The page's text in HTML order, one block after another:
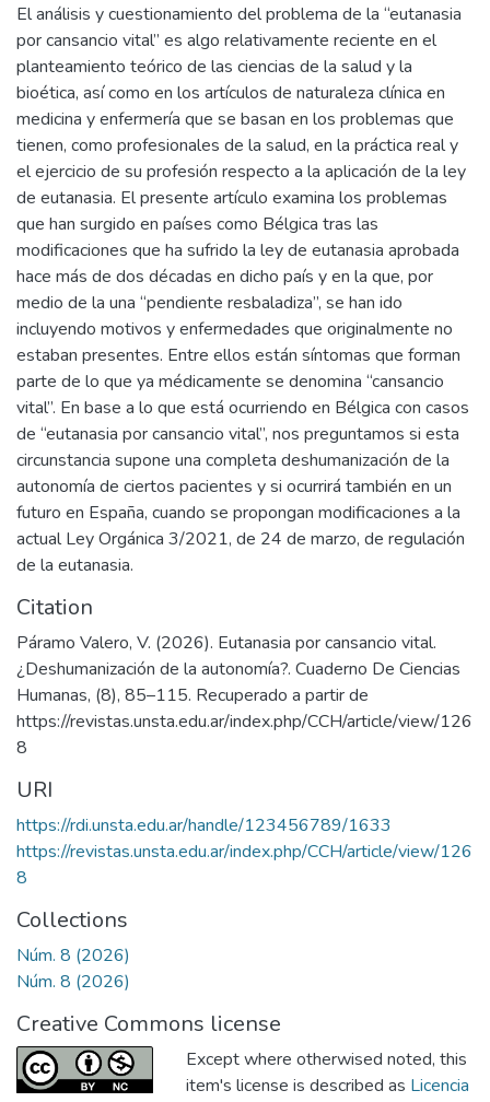
El análisis y cuestionamiento del problema de la “eutanasia
por cansancio vital” es algo relativamente reciente en el
planteamiento teórico de las ciencias de la salud y la
bioética, así como en los artículos de naturaleza clínica en
medicina y enfermería que se basan en los problemas que
tienen, como profesionales de la salud, en la práctica real y
el ejercicio de su profesión respecto a la aplicación de la ley
de eutanasia. El presente artículo examina los problemas
que han surgido en países como Bélgica tras las
modificaciones que ha sufrido la ley de eutanasia aprobada
hace más de dos décadas en dicho país y en la que, por
medio de la una “pendiente resbaladiza”, se han ido
incluyendo motivos y enfermedades que originalmente no
estaban presentes. Entre ellos están síntomas que forman
parte de lo que ya médicamente se denomina “cansancio
vital”. En base a lo que está ocurriendo en Bélgica con casos
de “eutanasia por cansancio vital”, nos preguntamos si esta
circunstancia supone una completa deshumanización de la
autonomía de ciertos pacientes y si ocurrirá también en un
futuro en España, cuando se propongan modificaciones a la
actual Ley Orgánica 3/2021, de 24 de marzo, de regulación
de la eutanasia.
Citation
Páramo Valero, V. (2026). Eutanasia por cansancio vital.
¿Deshumanización de la autonomía?. Cuaderno De Ciencias
Humanas, (8), 85–115. Recuperado a partir de
https://revistas.unsta.edu.ar/index.php/CCH/article/view/126
8
URI
https://rdi.unsta.edu.ar/handle/123456789/1633
https://revistas.unsta.edu.ar/index.php/CCH/article/view/126
8
Collections
Núm. 8 (2026)
Núm. 8 (2026)
Creative Commons license
Except where otherwised noted, this
item's license is described as Licencia